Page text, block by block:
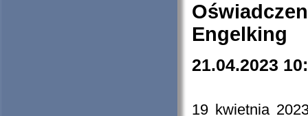
Engelking
21.04.2023
19 kwietnia